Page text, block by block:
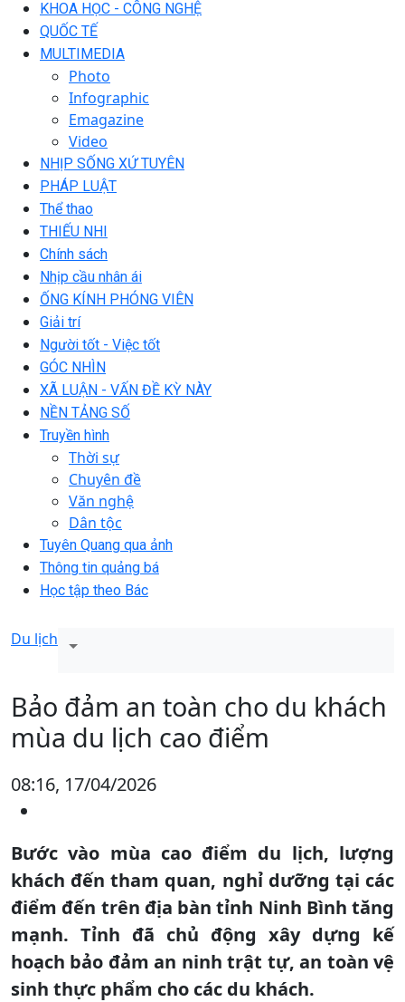
KHOA HỌC - CÔNG NGHỆ
QUỐC TẾ
MULTIMEDIA
Photo
Infographic
Emagazine
Video
NHỊP SỐNG XỨ TUYÊN
PHÁP LUẬT
Thể thao
THIẾU NHI
Chính sách
Nhịp cầu nhân ái
ỐNG KÍNH PHÓNG VIÊN
Giải trí
Người tốt - Việc tốt
GÓC NHÌN
XÃ LUẬN - VẤN ĐỀ KỲ NÀY
NỀN TẢNG SỐ
Truyền hình
Thời sự
Chuyên đề
Văn nghệ
Dân tộc
Tuyên Quang qua ảnh
Thông tin quảng bá
Học tập theo Bác
Du lịch
Bảo đảm an toàn cho du khách
mùa du lịch cao điểm
08:16, 17/04/2026
Bước vào mùa cao điểm du lịch, lượng
khách đến tham quan, nghỉ dưỡng tại các
điểm đến trên địa bàn tỉnh Ninh Bình tăng
mạnh. Tỉnh đã chủ động xây dựng kế
hoạch bảo đảm an ninh trật tự, an toàn vệ
sinh thực phẩm cho các du khách.